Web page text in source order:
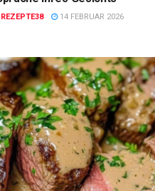
REZEPTE38 14 FEBRUAR 2026